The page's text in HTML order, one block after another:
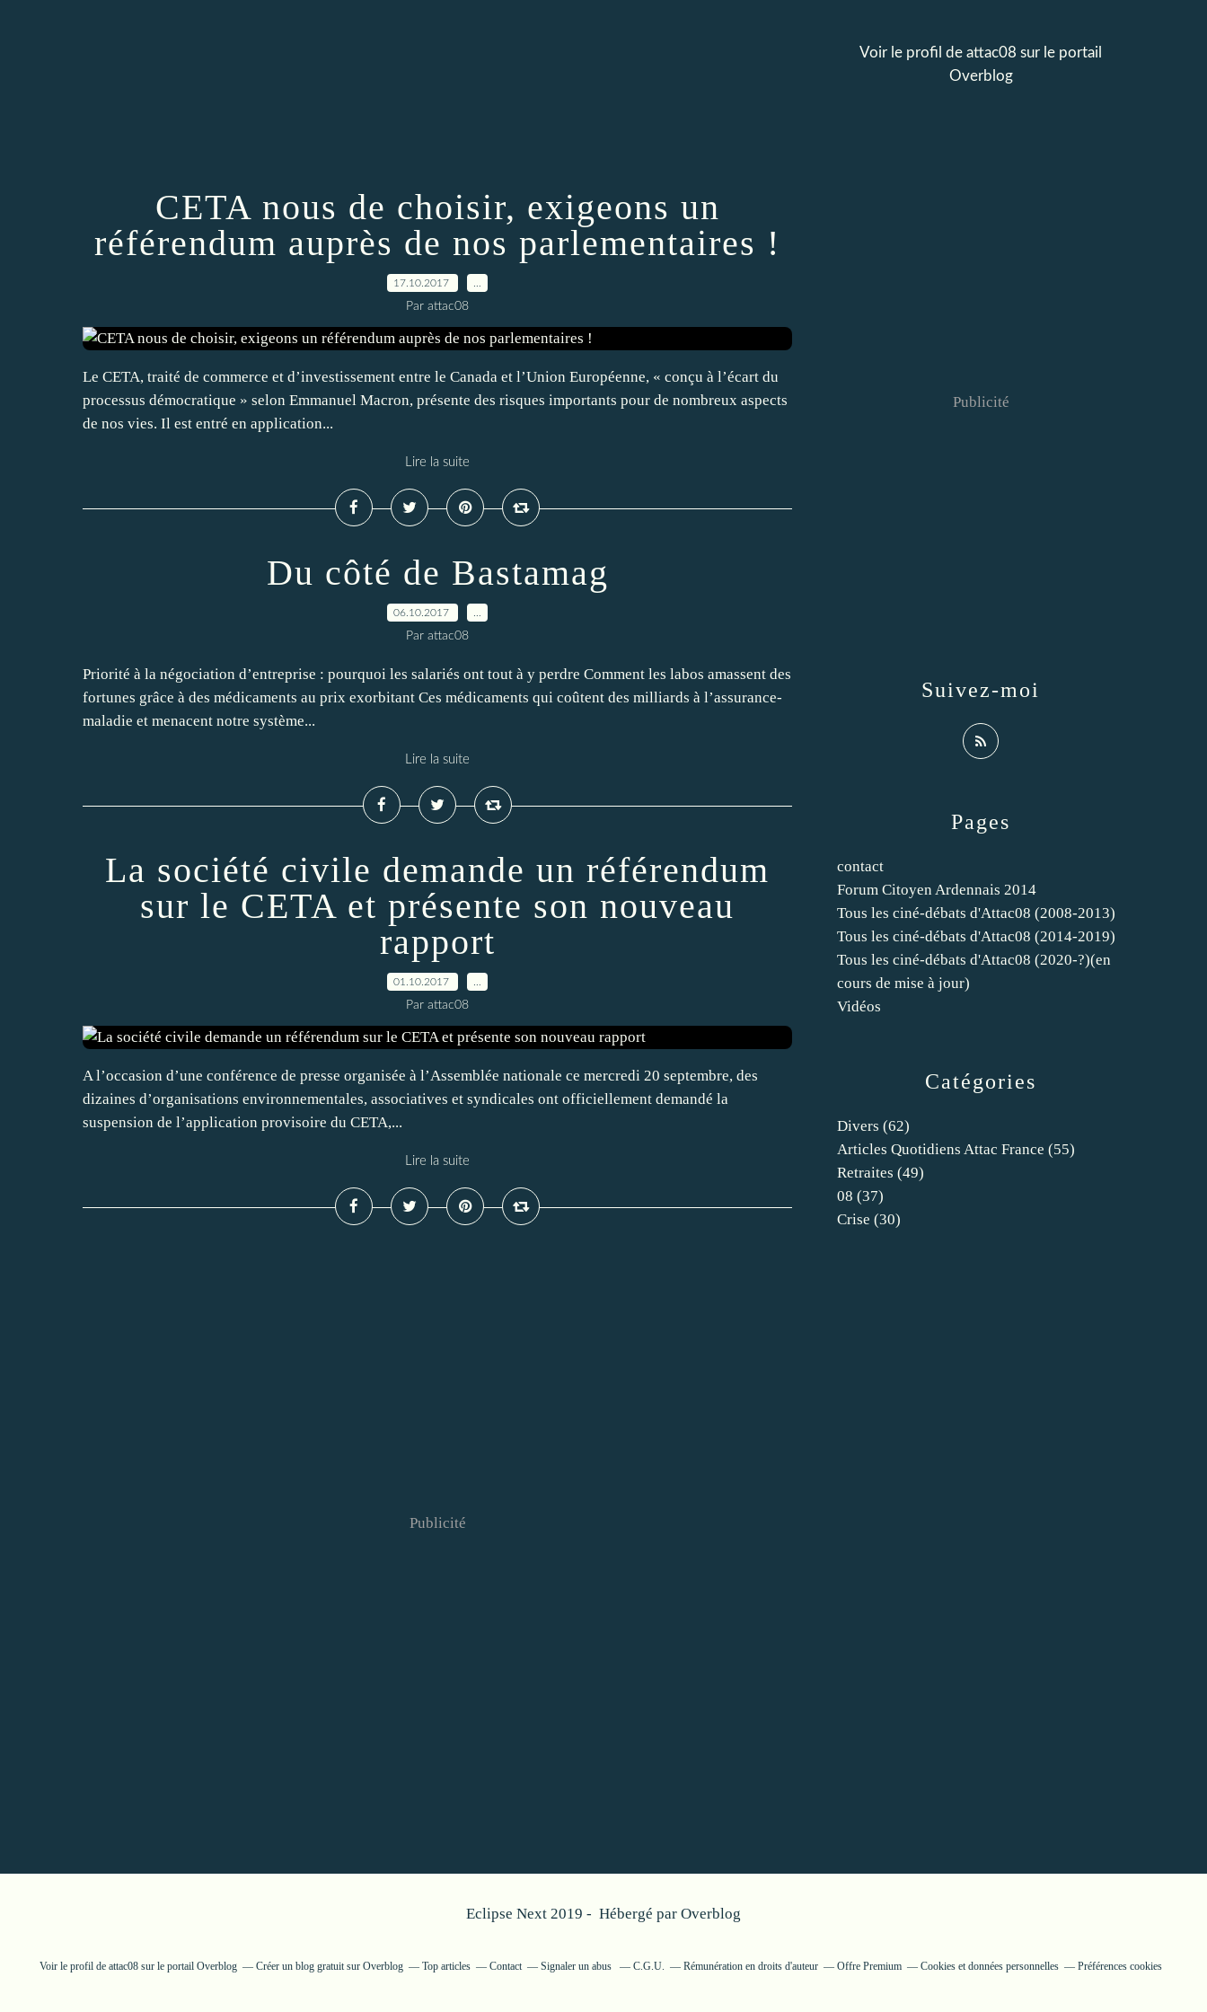
CETA nous de choisir, exigeons un
référendum auprès de nos parlementaires !
17.10.2017
Par attac08
Le CETA, traité de commerce et d’investissement entre le Canada et l’Union Européenne, « conçu à l’écart du
processus démocratique » selon Emmanuel Macron, présente des risques importants pour de nombreux aspects
de nos vies. Il est entré en application...
Lire la suite
Du côté de Bastamag
06.10.2017
Par attac08
Priorité à la négociation d’entreprise : pourquoi les salariés ont tout à y perdre Comment les labos amassent des
fortunes grâce à des médicaments au prix exorbitant Ces médicaments qui coûtent des milliards à l’assurance-
maladie et menacent notre système...
Lire la suite
La société civile demande un référendum
sur le CETA et présente son nouveau
rapport
01.10.2017
Par attac08
A l’occasion d’une conférence de presse organisée à l’Assemblée nationale ce mercredi 20 septembre, des
dizaines d’organisations environnementales, associatives et syndicales ont officiellement demandé la
suspension de l’application provisoire du CETA,...
Lire la suite
Publicité
Catégories
Divers (62)
Articles Quotidiens Attac France (55)
Retraites (49)
08 (37)
Crise (30)
Pages
contact
Forum Citoyen Ardennais 2014
Tous les ciné-débats d'Attac08 (2008-2013)
Tous les ciné-débats d'Attac08 (2014-2019)
Tous les ciné-débats d'Attac08 (2020-?)(en
cours de mise à jour)
Vidéos
Voir le profil de attac08 sur le portail
Overblog
Suivez-moi
Publicité
Eclipse Next 2019 - Hébergé par Overblog
Voir le profil de attac08 sur le portail Overblog Créer un blog gratuit sur Overblog Top articles Contact Signaler un abus C.G.U. Rémunération en droits d'auteur Offre Premium Cookies et données personnelles Préférences cookies